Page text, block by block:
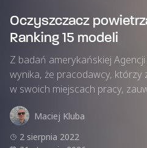
Oczyszczacz
Ranking 15 modeli
Z badań amerykańskiej
wynika, że pracodawcy, którzy
w swoich miejscach pracy,
Maciej Kluba
2 sierpnia 2022